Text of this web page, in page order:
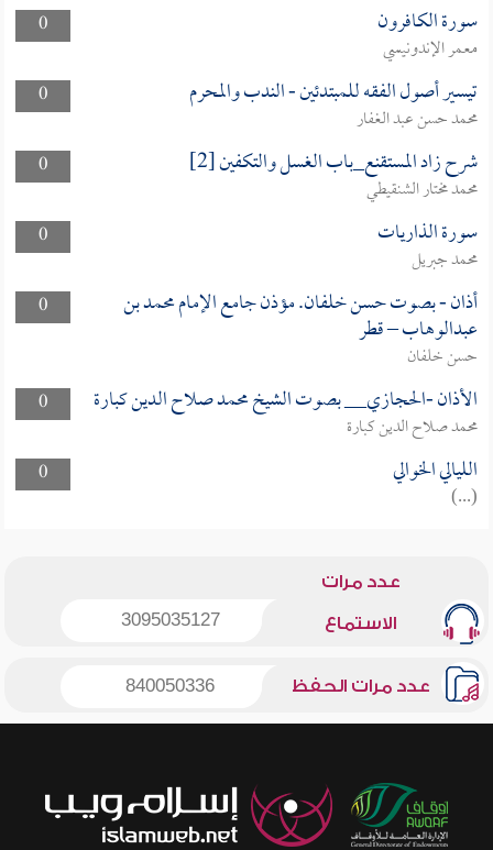
0 سورة الكافرون
معمر الإندونيسي
0
تيسير أصول الفقه للمبتدئين - الندب والمحرم
محمد حسن عبد الغفار
0
شرح زاد المستقنع_باب الغسل والتكفين [2]
محمد مختار الشنقيطي
0
سورة الذاريات
محمد جبريل
0
أذان - بصوت حسن خلفان. مؤذن جامع الإمام محمد بن
عبدالوهاب – قطر
حسن خلفان
0
الأذان -الحجازي__ بصوت الشيخ محمد صلاح الدين كبارة
محمد صلاح الدين كبارة
0
الليالي الخوالي
(...)
عدد مرات
الاستماع 3095035127
عدد مرات الحفظ 840050336